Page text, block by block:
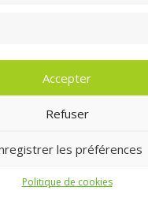
Accepter
Refuser
les préférences
Politique de cookies